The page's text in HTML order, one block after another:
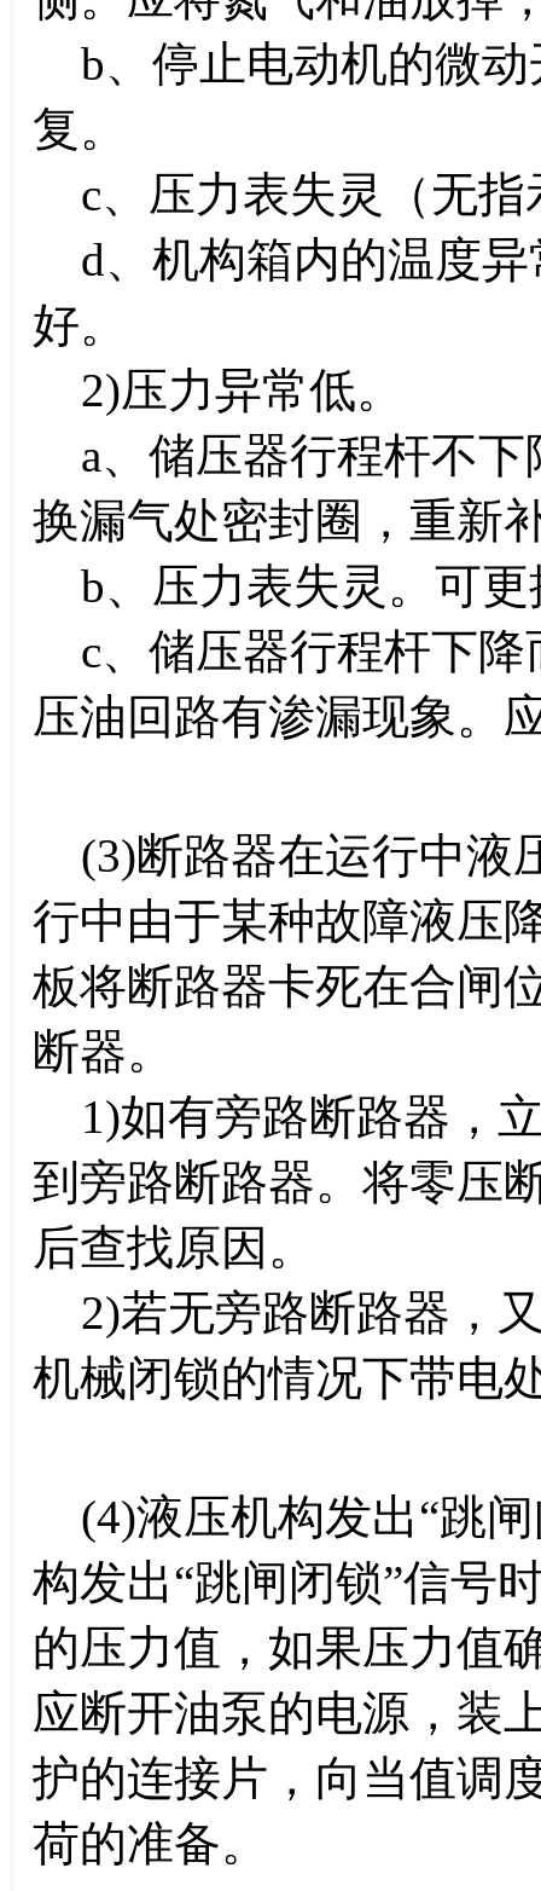
b、停止电动机的微动
复。
c、压力表失灵（无指
d、机构箱内的温度异
好。
2)压力异常低。
a、储压器行程杆不下
换漏气处密封圈，重新
b、压力表失灵。可更
c、储压器行程杆下降
压油回路有渗漏现象。
(3)断路器在运行中液
行中由于某种故障液压
板将断路器卡死在合闸
断器。
1)如有旁路断路器，
到旁路断路器。将零压
后查找原因。
2)若无旁路断路器，
机械闭锁的情况下带电
(4)液压机构发出“跳
构发出“跳闸闭锁”信号
的压力值，如果压力值
应断开油泵的电源，装
护的连接片，向当值调
荷的准备。